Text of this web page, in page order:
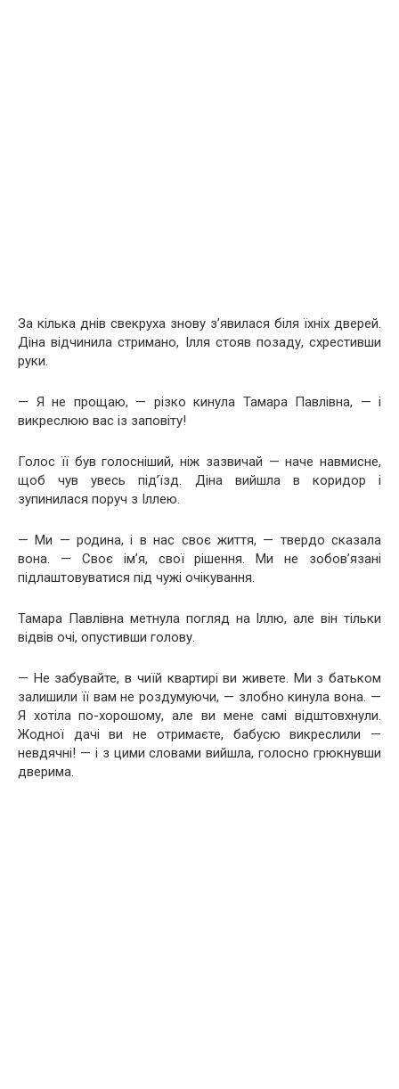
За кілька днів свекруха знову з’явилася біля їхніх дверей.
Діна відчинила стримано, Ілля стояв позаду, схрестивши
руки.
— Я не прощаю, — різко кинула Тамара Павлівна, — і
викреслюю вас із заповіту!
Голос її був голосніший, ніж зазвичай — наче навмисне,
щоб чув увесь під’їзд. Діна вийшла в коридор і
зупинилася поруч з Іллею.
— Ми — родина, і в нас своє життя, — твердо сказала
вона. — Своє ім’я, свої рішення. Ми не зобов’язані
підлаштовуватися під чужі очікування.
Тамара Павлівна метнула погляд на Іллю, але він тільки
відвів очі, опустивши голову.
— Не забувайте, в чиїй квартирі ви живете. Ми з батьком
залишили її вам не роздумуючи, — злобно кинула вона. —
Я хотіла по-хорошому, але ви мене самі відштовхнули.
Жодної дачі ви не отримаєте, бабусю викреслили —
невдячні! — і з цими словами вийшла, голосно грюкнувши
дверима.